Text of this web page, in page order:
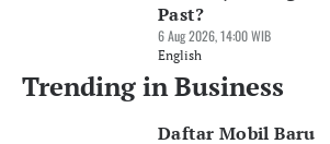
Past?
6 Aug 2026, 14:00 WIB
English
Trending in Business
Daftar Mobil Baru